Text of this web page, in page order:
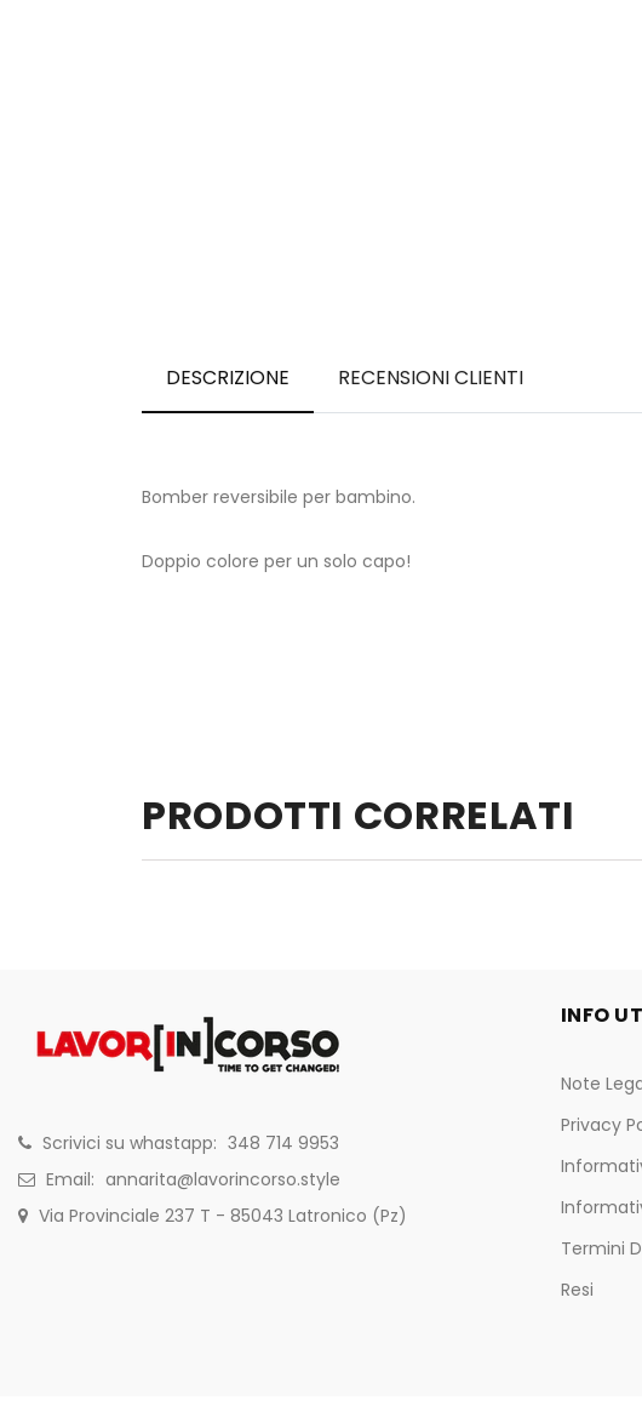
DESCRIZIONE RECENSIONI CLIENTI
Bomber reversibile per bambino.
Doppio colore per un solo capo!
PRODOTTI CORRELATI
Scrivici su whastapp: 348 714 9953
Email: annarita@lavorincorso.style
Via Provinciale 237 T - 85043 Latronico (Pz)
INFO
Note
Privacy
Termini
Resi